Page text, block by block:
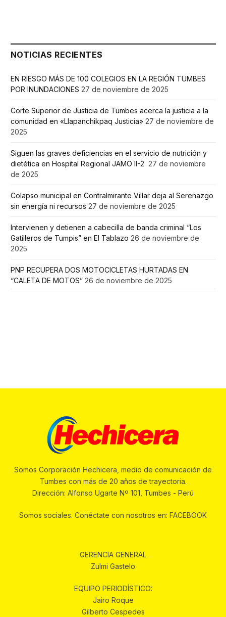
NOTICIAS RECIENTES
EN RIESGO MÁS DE 100 COLEGIOS EN LA REGIÓN TUMBES
POR INUNDACIONES 27 de noviembre de 2025
Corte Superior de Justicia de Tumbes acerca la justicia a la
comunidad en «Llapanchikpaq Justicia» 27 de noviembre de
2025
Siguen las graves deficiencias en el servicio de nutrición y
dietética en Hospital Regional JAMO II-2 27 de noviembre
de 2025
Colapso municipal en Contralmirante Villar deja al Serenazgo
sin energía ni recursos 27 de noviembre de 2025
Intervienen y detienen a cabecilla de banda criminal “Los
Gatilleros de Tumpis” en El Tablazo 26 de noviembre de
2025
PNP RECUPERA DOS MOTOCICLETAS HURTADAS EN
“CALETA DE MOTOS” 26 de noviembre de 2025
Somos Corporación Hechicera, medio de comunicación de
Tumbes con más de 20 años de trayectoria.
Dirección: Alfonso Ugarte Nº 101, Tumbes - Perú
Somos sociales. Conéctate con nosotros en: FACEBOOK
GERENCIA GENERAL
Zulmi Gastelo
EQUIPO PERIODÍSTICO:
Jairo Roque
Gilberto Cespedes